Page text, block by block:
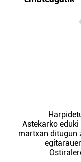
Astekarko
martxan ditugun